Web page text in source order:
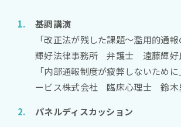
基調講演
「改正法が残した課題～濫用的通
輝好法律事務所 弁護士 遠藤輝好
「内部通報制度が疲弊しないため
ービス株式会社 臨床心理士 鈴木
パネルディスカッション